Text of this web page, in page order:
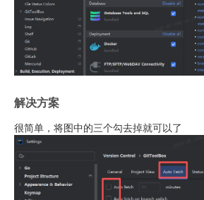
解决方案
很简单，将图中的三个勾去掉就可以了